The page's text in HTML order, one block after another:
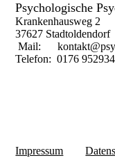
Psychologische
Krankenhausweg 2
37627 Stadtoldendorf
Mail:
Telefon: 0176
Impressum